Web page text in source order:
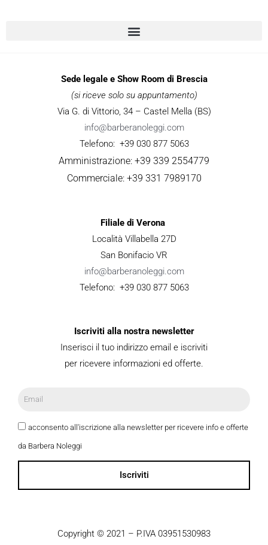
Sede legale e Show Room di Brescia
(si riceve solo su appuntamento)
Via G. di Vittorio, 34 – Castel Mella (BS)
info@barberanoleggi.com
Telefono: +39 030 877 5063
Amministrazione: +39 339 2554779
Commerciale: +39 331 7989170
Filiale di Verona
Località Villabella 27D
San Bonifacio VR
info@barberanoleggi.com
Telefono: +39 030 877 5063
Iscriviti alla nostra newsletter
Inserisci il tuo indirizzo email e iscriviti
per ricevere informazioni ed offerte.
acconsento all'iscrizione alla newsletter per ricevere info e offerte
da Barbera Noleggi
Iscriviti
Copyright © 2021 – P.IVA 03951530983